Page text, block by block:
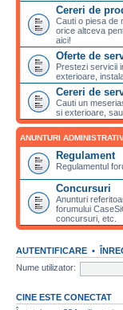
Cereri de
Cauti o piesa de
orice altceva
aici!
Oferte de
Prestezi servicii
exterioare,
Cereri de
Cauti un
si exterioare,
ANUNTURI
Regulament
Regulamentul
Concursuri
Anunturi
forumului
concursuri, etc.
AUTENTIFICARE •
Nume utilizator:
CINE ESTE CONECTAT